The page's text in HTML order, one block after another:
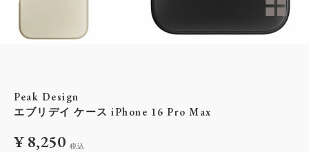
Peak Design
エブリデイ ケース iPhone 16 Pro Max
¥8,250 税込